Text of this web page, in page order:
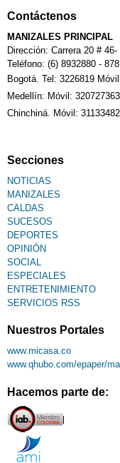
Contáctenos
MANIZALES PRINCIPAL
Dirección: Carrera 20 # 46-
Teléfono: (6) 8932880 -
Bogotá. Tel: 3226819
Medellín: Móvil:
Chinchiná. Móvil:
Secciones
NOTICIAS
MANIZALES
CALDAS
SUCESOS
DEPORTES
OPINIÓN
SOCIAL
ESPECIALES
ENTRETENIMIENTO
SERVICIOS RSS
Nuestros Portales
www.micasa.co
www.qhubo.com/epaper/
Hacemos parte de: